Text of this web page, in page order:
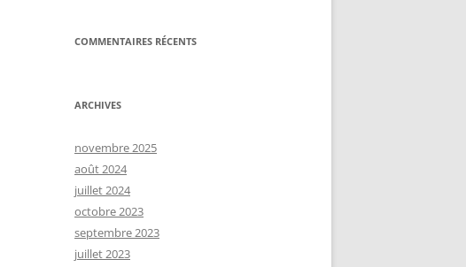
COMMENTAIRES RÉCENTS
ARCHIVES
novembre 2025
août 2024
juillet 2024
octobre 2023
septembre 2023
juillet 2023